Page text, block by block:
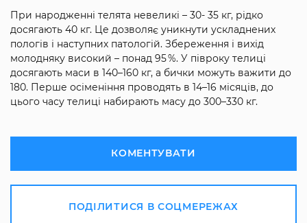
При народженні телята невеликі – 30- 35 кг, рідко
досягають 40 кг. Це дозволяє уникнути ускладнених
пологів і наступних патологій. Збереження і вихід
молодняку ​​високий – понад 95 %. У півроку телиці
досягають маси в 140–160 кг, а бички можуть важити до
180. Перше осіменіння проводять в 14–16 місяців, до
цього часу телиці набирають масу до 300–330 кг.
КОМЕНТУВАТИ
ПОДІЛИТИСЯ В СОЦМЕРЕЖАХ